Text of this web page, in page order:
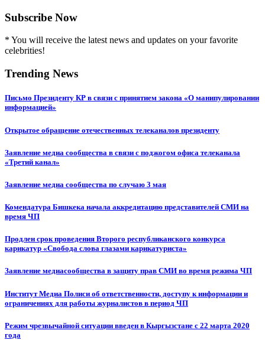
Subscribe Now
* You will receive the latest news and updates on your favorite
celebrities!
Trending News
Письмо Президенту КР в связи с принятием закона «О манипулировании
информацией»
Открытое обращение отечественных телеканалов президенту
Заявление медиа сообщества в связи с поджогом офиса телеканала
«Третий канал»
Заявление медиа сообщества по случаю 3 мая
Комендатура Бишкека начала аккредитацию представителей СМИ на
время ЧП
Продлен срок проведения Второго республиканского конкурса
карикатур «Свобода слова глазами карикатуриста»
Заявление медиасообщества в защиту прав СМИ во время режима ЧП
Институт Медиа Полиси об ответственности, доступу к информации и
ограничениях для работы журналистов в период ЧП
Режим чрезвычайной ситуации введен в Кыргызстане с 22 марта 2020
года